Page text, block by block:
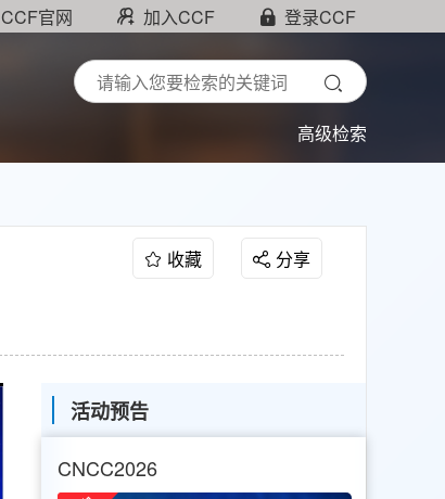
CCF官网 加入CCF 登录CCF
高级检索
收藏 分享
活动预告
CNCC2026